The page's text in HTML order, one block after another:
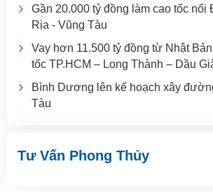
Gần 20.000 tỷ đồng làm cao tốc nối
Rịa - Vũng Tàu
Vay hơn 11.500 tỷ đồng từ Nhật
tốc TP.HCM – Long Thành – Dầu
Bình Dương lên kế hoạch xây
Tàu
Tư Vấn Phong Thủy